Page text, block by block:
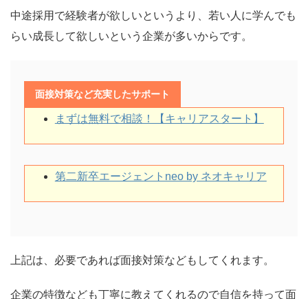
中途採用で経験者が欲しいというより、若い人に学んでも
らい成長して欲しいという企業が多いからです。
面接対策など充実したサポート
まずは無料で相談！【キャリアスタート】
第二新卒エージェントneo by ネオキャリア
上記は、必要であれば面接対策などもしてくれます。
企業の特徴なども丁寧に教えてくれるので自信を持って面